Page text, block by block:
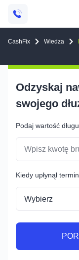
CashFix Wiedza
Odzyskaj
swojego
Podaj wartość długu
Kiedy upłynął